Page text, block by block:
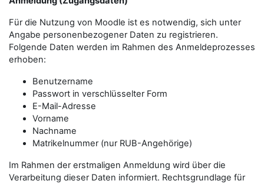
Für die Nutzung von Moodle ist es notwendig, sich unter
Angabe personenbezogener Daten zu registrieren.
Folgende Daten werden im Rahmen des Anmeldeprozesses
erhoben:
Benutzername
Passwort in verschlüsselter Form
E-Mail-Adresse
Vorname
Nachname
Matrikelnummer (nur RUB-Angehörige)
Im Rahmen der erstmaligen Anmeldung wird über die
Verarbeitung dieser Daten informiert. Rechtsgrundlage für